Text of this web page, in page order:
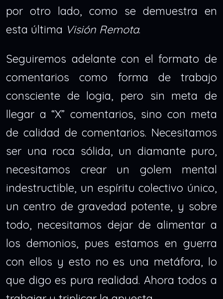
por otro lado, como se demuestra en
esta última Visión Remota.
Seguiremos adelante con el formato de
comentarios como forma de trabajo
consciente de logia, pero sin meta de
llegar a “X” comentarios, sino con meta
de calidad de comentarios. Necesitamos
ser una roca sólida, un diamante puro,
necesitamos crear un golem mental
indestructible, un espíritu colectivo único,
un centro de gravedad potente, y sobre
todo, necesitamos dejar de alimentar a
los demonios, pues estamos en guerra
con ellos y esto no es una metáfora, lo
que digo es pura realidad. Ahora todos a